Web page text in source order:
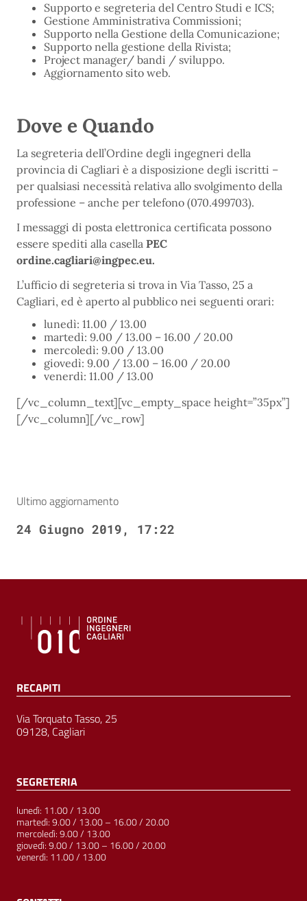
Supporto e segreteria del Centro Studi e ICS;
Gestione Amministrativa Commissioni;
Supporto nella Gestione della Comunicazione;
Supporto nella gestione della Rivista;
Project manager/ bandi / sviluppo.
Aggiornamento sito web.
Dove e Quando
La segreteria dell’Ordine degli ingegneri della
provincia di Cagliari è a disposizione degli iscritti –
per qualsiasi necessità relativa allo svolgimento della
professione – anche per telefono (070.499703).
I messaggi di posta elettronica certificata possono
essere spediti alla casella PEC
ordine.cagliari@ingpec.eu.
L’ufficio di segreteria si trova in Via Tasso, 25 a
Cagliari, ed è aperto al pubblico nei seguenti orari:
lunedì: 11.00 / 13.00
martedì: 9.00 / 13.00 – 16.00 / 20.00
mercoledì: 9.00 / 13.00
giovedì: 9.00 / 13.00 – 16.00 / 20.00
venerdì: 11.00 / 13.00
[/vc_column_text][vc_empty_space height=”35px”]
[/vc_column][/vc_row]
Ultimo aggiornamento
24 Giugno 2019, 17:22
RECAPITI
Via Torquato Tasso, 25
09128, Cagliari
SEGRETERIA
lunedì: 11.00 / 13.00
martedì: 9.00 / 13.00 – 16.00 / 20.00
mercoledì: 9.00 / 13.00
giovedì: 9.00 / 13.00 – 16.00 / 20.00
venerdì: 11.00 / 13.00